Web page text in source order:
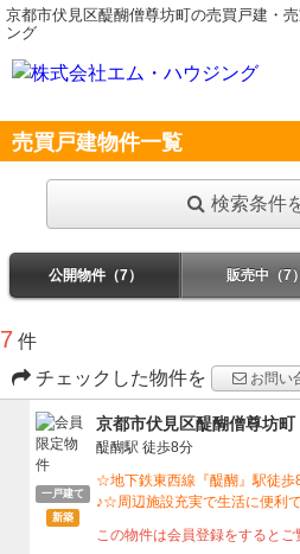
京都市伏見区醍醐僧尊坊町の売買戸建・
ング
売買戸建物件一覧
検索条件
公開物件（7） 販売中（7）
7 件
チェックした物件を
お問い
一戸建て
新築
京都市伏見区醍醐僧尊坊町
醍醐駅 徒歩8分
☆地下鉄東西線『醍醐』駅徒歩
♪☆周辺施設充実で生活に便利
この物件は会員登録をするとご